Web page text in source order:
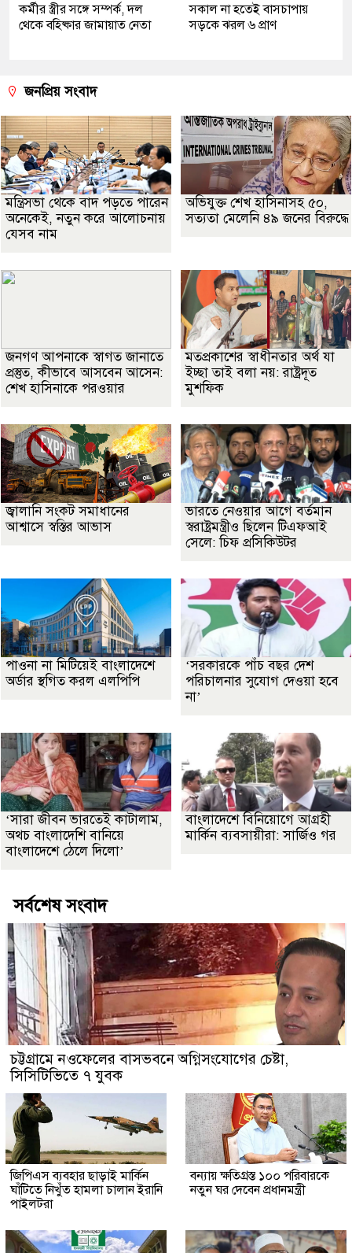
কর্মীর স্ত্রীর সঙ্গে সম্পর্ক, দল
থেকে বহিষ্কার জামায়াত নেতা
সকাল না হতেই বাসচাপায়
সড়কে ঝরল ৬ প্রাণ
জনপ্রিয় সংবাদ
মন্ত্রিসভা থেকে বাদ পড়তে পারেন
অনেকেই, নতুন করে আলোচনায়
যেসব নাম
অভিযুক্ত শেখ হাসিনাসহ ৫০,
সত্যতা মেলেনি ৪৯ জনের বিরুদ্ধে
জনগণ আপনাকে স্বাগত জানাতে
প্রস্তুত, কীভাবে আসবেন আসেন:
শেখ হাসিনাকে পরওয়ার
মতপ্রকাশের স্বাধীনতার অর্থ যা
ইচ্ছা তাই বলা নয়: রাষ্ট্রদূত
মুশফিক
জ্বালানি সংকট সমাধানের
আশ্বাসে স্বস্তির আভাস
ভারতে নেওয়ার আগে বর্তমান
স্বরাষ্ট্রমন্ত্রীও ছিলেন টিএফআই
সেলে: চিফ প্রসিকিউটর
পাওনা না মিটিয়েই বাংলাদেশে
অর্ডার স্থগিত করল এলপিপি
‘সরকারকে পাঁচ বছর দেশ
পরিচালনার সুযোগ দেওয়া হবে
না’
‘সারা জীবন ভারতেই কাটালাম,
অথচ বাংলাদেশি বানিয়ে
বাংলাদেশে ঠেলে দিলো’
বাংলাদেশে বিনিয়োগে আগ্রহী
মার্কিন ব্যবসায়ীরা: সার্জিও গর
সর্বশেষ সংবাদ
চট্টগ্রামে নওফেলের বাসভবনে অগ্নিসংযোগের চেষ্টা,
সিসিটিভিতে ৭ যুবক
জিপিএস ব্যবহার ছাড়াই মার্কিন
ঘাঁটিতে নিখুঁত হামলা চালান ইরানি
পাইলটরা
বন্যায় ক্ষতিগ্রস্ত ১০০ পরিবারকে
নতুন ঘর দেবেন প্রধানমন্ত্রী